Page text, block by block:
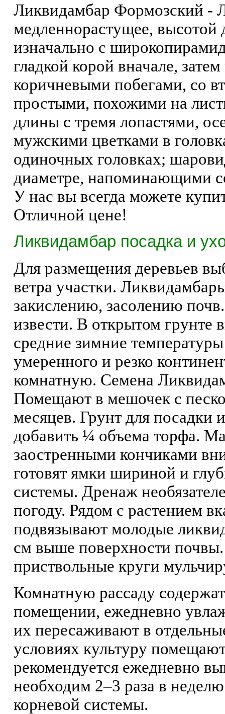
Ликвидамбар Формозский -
медленнорастущее,
изначально с
гладкой корой вначале,
коричневыми побегами, со
простыми, похожими на
длины с тремя лопастями,
мужскими цветками в
одиночных головках;
диаметре, напоминающими
У нас вы всегда можете
Отличной цене!
Ликвидамбар посадка и
Для размещения деревьев
ветра участки.
закислению, засолению
извести. В открытом грунте
средние зимние
умеренного и резко
комнатную. Семена
Помещают в мешочек с
месяцев. Грунт для
добавить ¼ объема торфа.
заостренными кончиками
готовят ямки шириной и
системы. Дренаж
погоду. Рядом с растением
подвязывают молодые
см выше поверхности
приствольные круги
Комнатную рассаду
помещении, ежедневно
их пересаживают в
условиях культуру
рекомендуется ежедневно
необходим 2–3 раза в
корневой системы.